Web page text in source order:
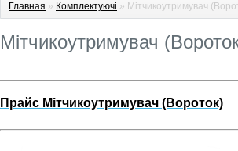
Главная » Комплектуючі » Мітчикоутримувач
Мітчикоутримувач
Прайс Мітчикоутримувач (Вороток)